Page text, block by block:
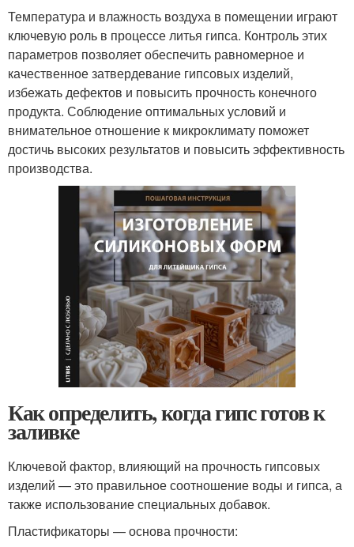
Температура и влажность воздуха в помещении играют
ключевую роль в процессе литья гипса. Контроль этих
параметров позволяет обеспечить равномерное и
качественное затвердевание гипсовых изделий,
избежать дефектов и повысить прочность конечного
продукта. Соблюдение оптимальных условий и
внимательное отношение к микроклимату поможет
достичь высоких результатов и повысить эффективность
производства.
Как определить, когда гипс готов к
заливке
Ключевой фактор, влияющий на прочность гипсовых
изделий — это правильное соотношение воды и гипса, а
также использование специальных добавок.
Пластификаторы — основа прочности: